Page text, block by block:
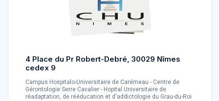
4 Place du Pr Robert-Debré, 30029 Nîmes
cedex 9
Campus Hospitalo-Universitaire de Carémeau - Centre de
Gérontologie Serre Cavalier - Hopital Universitaire de
réadaptation, de rééducation et d'addictologie du Grau-du-Roi